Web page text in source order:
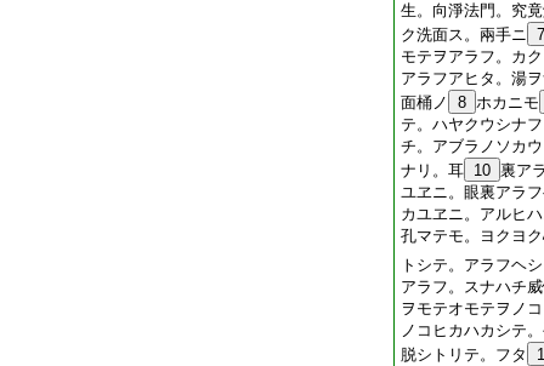
生。向淨法門。究
ク洗面ス。兩手ニ 7
モテヲアラフ。カ
アラフアヒタ。湯
面桶ノ
8 ホカニモ
テ。ハヤクウシナ
チ。アブラノソカ
ナリ。耳 10 裏ア
ユヱニ。眼裏アラ
カユヱニ。アルヒ
孔マテモ。ヨクヨ
トシテ。アラフヘ
アラフ。スナハチ
ヲモテオモテヲノ
ノコヒカハカシテ
脱シトリテ。フタ